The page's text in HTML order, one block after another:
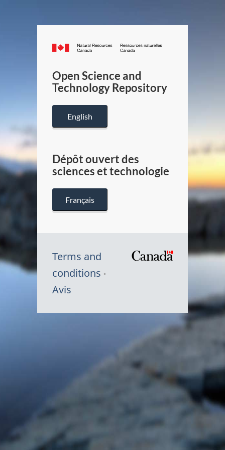
Canada.ca
/
Canada
Open Science and
Technology Repository
English
Dépôt ouvert des
sciences et technologie
Français
Terms and
conditions
Avis
du